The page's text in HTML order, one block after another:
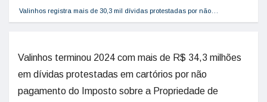
Valinhos registra mais de 30,3 mil dívidas protestadas por não…
Valinhos terminou 2024 com mais de R$ 34,3 milhões
em dívidas protestadas em cartórios por não
pagamento do Imposto sobre a Propriedade de